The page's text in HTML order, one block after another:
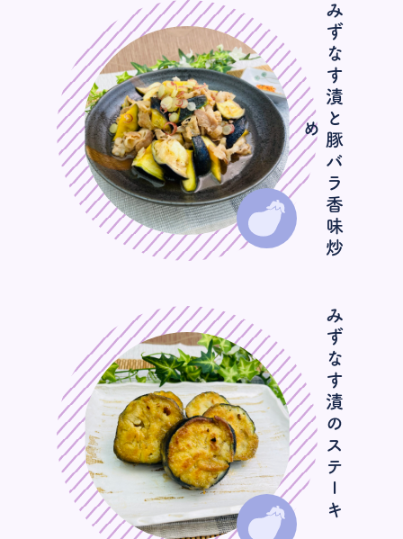
み
ず
な
す
漬
と
豚
バ
ラ
香
味
炒
め
みずなす漬のステーキ